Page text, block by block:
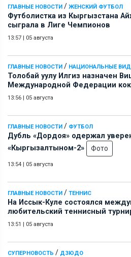
ГЛАВНЫЕ НОВОСТИ / ЖЕНСКИЙ ФУТБОЛ
Футболистка из Кыргызстана
сыграла в Лиге Чемпионов
13:57 | 05 августа
ГЛАВНЫЕ НОВОСТИ / НАЦИОНАЛЬНЫЕ
Толобай уулу Илгиз назначен
Международной Федерации
13:56 | 05 августа
ГЛАВНЫЕ НОВОСТИ / ФУТБОЛ
Дубль «Дордоя» одержал
«Кыргызалтыном-2»
Фото
13:54 | 05 августа
ГЛАВНЫЕ НОВОСТИ / ТЕННИС
На Иссык-Куле состоялся
любительский теннисный
13:51 | 05 августа
СУПЕРНОВОСТЬ / ДЗЮДО